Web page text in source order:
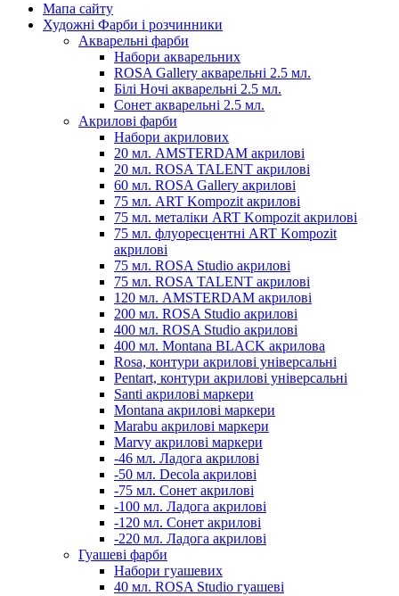
Мапа сайту
Художні Фарби і розчинники
Акварельні фарби
Набори акварельних
ROSA Gallery акварельні 2.5 мл.
Білі Ночі акварельні 2.5 мл.
Сонет акварельні 2.5 мл.
Акрилові фарби
Набори акрилових
20 мл. AMSTERDAM акрилові
20 мл. ROSA TALENT акрилові
60 мл. ROSA Gallery акрилові
75 мл. ART Kompozit акрилові
75 мл. металіки ART Kompozit акрилові
75 мл. флуоресцентні ART Kompozit
акрилові
75 мл. ROSA Studio акрилові
75 мл. ROSA TALENT акрилові
120 мл. AMSTERDAM акрилові
200 мл. ROSA Studio акрилові
400 мл. ROSA Studio акрилові
400 мл. Montana BLACK акрилова
Rosa, контури акрилові універсальні
Pentart, контури акрилові універсальні
Santi акрилові маркери
Montana акрилові маркери
Marabu акрилові маркери
Marvy акрилові маркери
-46 мл. Ладога акрилові
-50 мл. Decola акрилові
-75 мл. Сонет акрилові
-100 мл. Ладога акрилові
-120 мл. Сонет акрилові
-220 мл. Ладога акрилові
Гуашеві фарби
Набори гуашевих
40 мл. ROSA Studio гуашеві